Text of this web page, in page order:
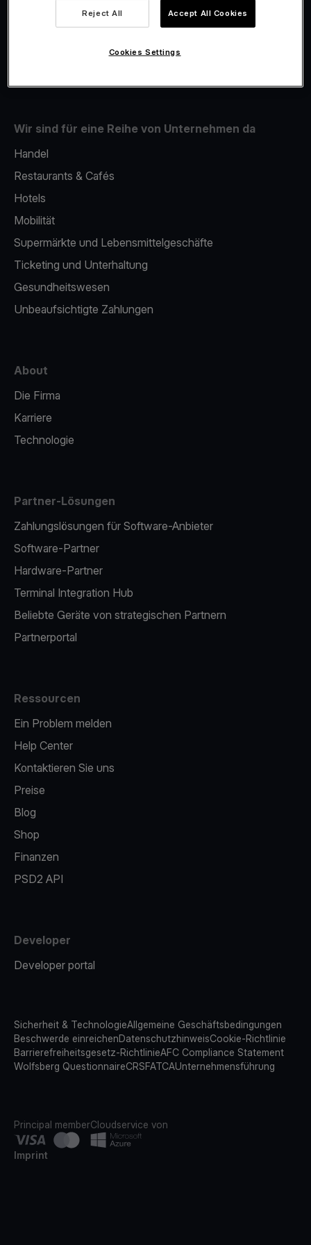
Fiskalisierung
Wir sind für eine Reihe von Unternehmen da
Handel
Restaurants & Cafés
Hotels
Mobilität
Supermärkte und Lebensmittelgeschäfte
Ticketing und Unterhaltung
Gesundheitswesen
Unbeaufsichtigte Zahlungen
About
Die Firma
Karriere
Technologie
Partner-Lösungen
Zahlungslösungen für Software-Anbieter
Software-Partner
Hardware-Partner
Terminal Integration Hub
Beliebte Geräte von strategischen Partnern
Partnerportal
Ressourcen
Ein Problem melden
Help Center
Kontaktieren Sie uns
Preise
Blog
Shop
Finanzen
PSD2 API
Developer
Developer portal
Sicherheit & TechnologieAllgemeine Geschäftsbedingungen
Beschwerde einreichenDatenschutzhinweisCookie-Richtlinie
Barrierefreiheitsgesetz-RichtlinieAFC Compliance Statement
Wolfsberg QuestionnaireCRSFATCAUnternehmensführung
Principal memberCloudservice von
Imprint
Reject All Accept All Cookies
Cookies Settings